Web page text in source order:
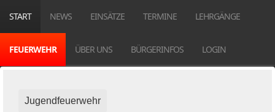
START NEWS EINSÄTZE TERMINE LEHRGÄNGE
FEUERWEHR ÜBER UNS BÜRGERINFOS LOGIN
Jugendfeuerwehr